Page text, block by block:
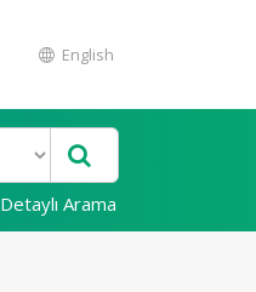
English
Detaylı Arama